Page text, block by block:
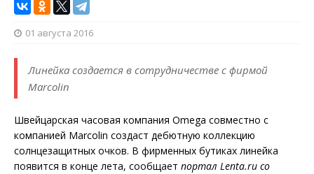
01 августа 2016
Линейка создается в сотрудничестве с фирмой
Marcolin
Швейцарская часовая компания Omega совместно с
компанией Marcolin создаст дебютную коллекцию
солнцезащитных очков. В фирменных бутиках линейка
появится в конце лета, сообщает портал Lenta.ru со